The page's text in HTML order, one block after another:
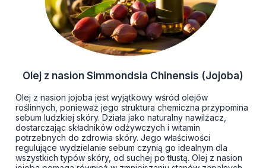
Olej z nasion Simmondsia Chinensis (Jojoba)
Olej z nasion jojoba jest wyjątkowy wśród olejów
roślinnych, ponieważ jego struktura chemiczna przypomina
sebum ludzkiej skóry. Działa jako naturalny nawilżacz,
dostarczając składników odżywczych i witamin
potrzebnych do zdrowia skóry. Jego właściwości
regulujące wydzielanie sebum czynią go idealnym dla
wszystkich typów skóry, od suchej po tłustą. Olej z nasion